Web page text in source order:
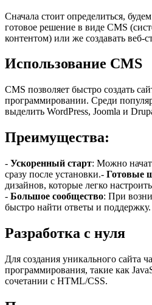
Сначала стоит определиться,
готовое решение в виде CMS
контентом) или же создавать веб-
Использование CMS
CMS позволяет быстро создать
программировании. Среди
выделить WordPress, Joomla и
Преимущества:
- Ускоренный старт: Можно
сразу после установки.- Готовые
дизайнов, которые легко
- Большое сообщество: При
быстро найти ответы и поддержку.
Разработка с нуля
Для создания уникального сайта
программирования, такие как
сочетании с HTML/CSS.